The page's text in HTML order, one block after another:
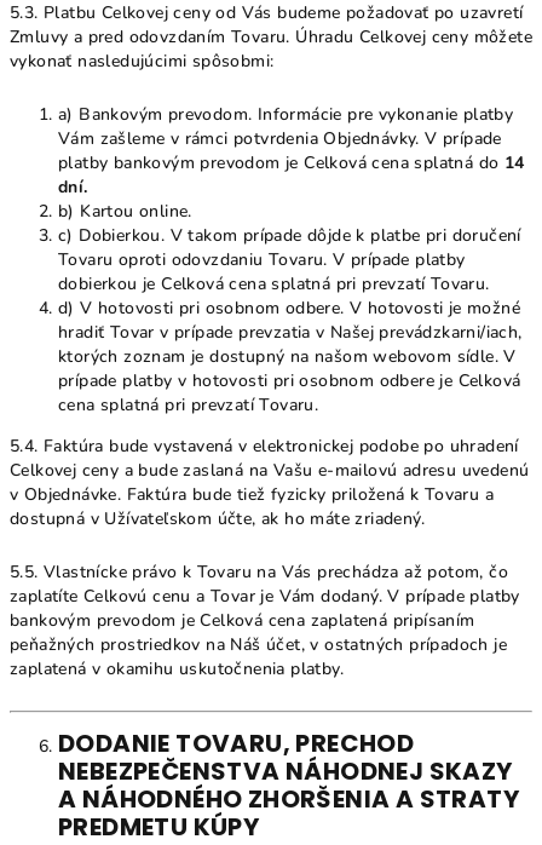
5.3. Platbu Celkovej ceny od Vás budeme požadovať po uzavretí
Zmluvy a pred odovzdaním Tovaru. Úhradu Celkovej ceny môžete
vykonať nasledujúcimi spôsobmi:
a) Bankovým prevodom. Informácie pre vykonanie platby
Vám zašleme v rámci potvrdenia Objednávky. V prípade
platby bankovým prevodom je Celková cena splatná do 14
dní.
b) Kartou online.
c) Dobierkou. V takom prípade dôjde k platbe pri doručení
Tovaru oproti odovzdaniu Tovaru. V prípade platby
dobierkou je Celková cena splatná pri prevzatí Tovaru.
d) V hotovosti pri osobnom odbere. V hotovosti je možné
hradiť Tovar v prípade prevzatia v Našej prevádzkarni/iach,
ktorých zoznam je dostupný na našom webovom sídle. V
prípade platby v hotovosti pri osobnom odbere je Celková
cena splatná pri prevzatí Tovaru.
5.4. Faktúra bude vystavená v elektronickej podobe po uhradení
Celkovej ceny a bude zaslaná na Vašu e-mailovú adresu uvedenú
v Objednávke. Faktúra bude tiež fyzicky priložená k Tovaru a
dostupná v Užívateľskom účte, ak ho máte zriadený.
5.5. Vlastnícke právo k Tovaru na Vás prechádza až potom, čo
zaplatíte Celkovú cenu a Tovar je Vám dodaný. V prípade platby
bankovým prevodom je Celková cena zaplatená pripísaním
peňažných prostriedkov na Náš účet, v ostatných prípadoch je
zaplatená v okamihu uskutočnenia platby.
DODANIE TOVARU, PRECHOD
NEBEZPEČENSTVA NÁHODNEJ SKAZY
A NÁHODNÉHO ZHORŠENIA A STRATY
PREDMETU KÚPY